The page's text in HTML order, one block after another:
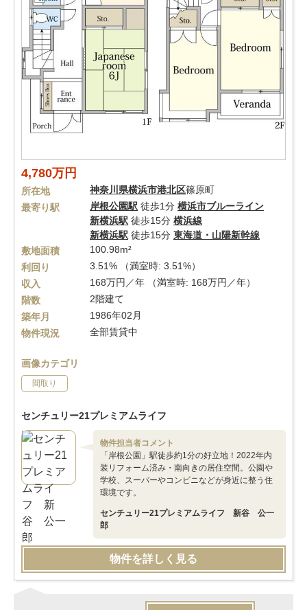
4,780万円
所在地 神奈川県横浜市港北区篠原町
最寄り駅
岸根公園駅 徒歩1分 横浜市ブルーライン
新横浜駅 徒歩15分 横浜線
新横浜駅 徒歩15分 東海道・山陽新幹線
敷地面積
100.98m²
利回り
3.51% （満室時: 3.51%）
収入
168万円／年 （満室時: 168万円／年）
階数
2階建て
築年月
1986年02月
物件現況
全部賃貸中
画像カテゴリ
間取り
センチュリー21プレミアムライフ
物件担当者コメント
「岸根公園」駅徒歩約1分の好立地！2022年内
装リフォーム済み・南向きの居住空間。公園や
学校、スーパーやコンビニなどが身近に整う住
環境です。
センチュリー21プレミアムライフ 新谷 公一
郎
物件を詳しく見る